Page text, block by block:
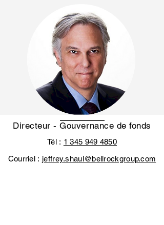
Directeur - Gouvernance de fonds
Tél : 1 345 949 4850
Courriel : jeffrey.shaul@bellrockgroup.com